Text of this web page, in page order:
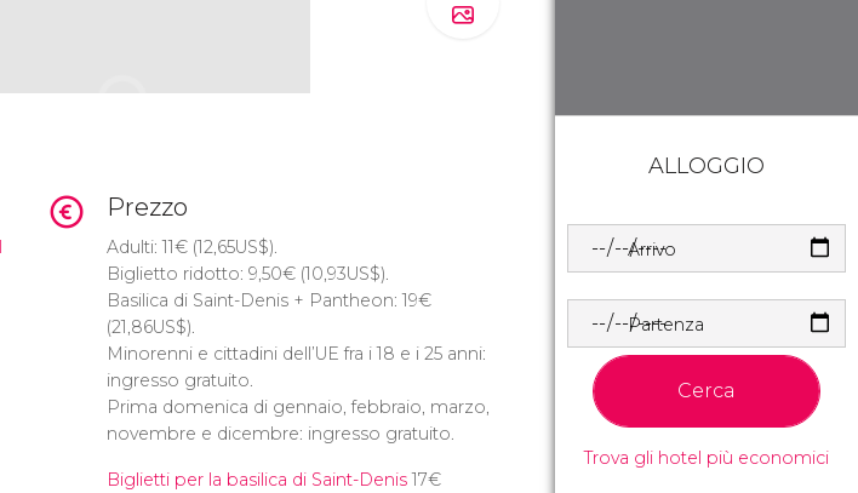
Prezzo
Adulti: 11€(12,65US$).
Biglietto ridotto: 9,50€(10,93US$).
Basilica di Saint-Denis + Pantheon: 19€
(21,86US$).
Minorenni e cittadini dell’UE fra i 18 e i 25 anni:
ingresso gratuito.
Prima domenica di gennaio, febbraio, marzo,
novembre e dicembre: ingresso gratuito.
Biglietti per la basilica di Saint-Denis17€
ALLOGGIO
Arrivo
Partenza
Cerca
Trova gli hotel più economici